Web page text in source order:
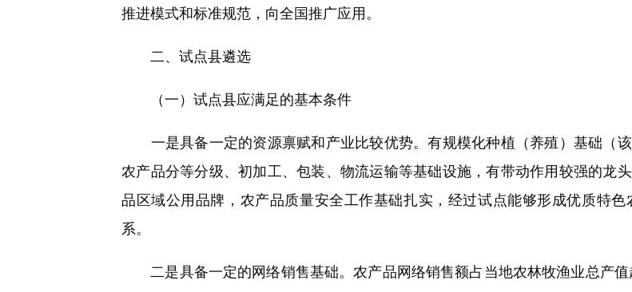
推进模式和标准规范，向全国推广应用。
二、试点县遴选
（一）试点县应满足的基本条件
一是具备一定的资源禀赋和产业比较优势。有规模化种植（养殖）基础（
农产品分等分级、初加工、包装、物流运输等基础设施，有带动作用较强的龙
品区域公用品牌，农产品质量安全工作基础扎实，经过试点能够形成优质特
系。
二是具备一定的网络销售基础。农产品网络销售额占当地农林牧渔业总产值